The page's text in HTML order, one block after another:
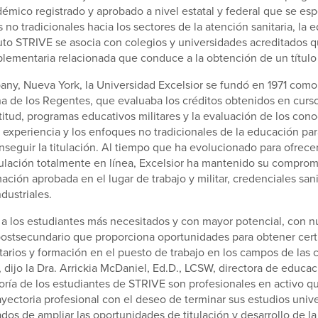
registrado y aprobado a nivel estatal y federal que se
no tradicionales hacia los sectores de la atención sanitaria, la
STRIVE se asocia con colegios y universidades acreditados
relacionada que conduce a la obtención de un
Nueva York, la Universidad Excelsior se fundó en 1971
de los Regentes, que evaluaba los créditos obtenidos en
programas educativos militares y la evaluación de los
y los enfoques no tradicionales de la educación
la titulación. Al tiempo que ha evolucionado para
totalmente en línea, Excelsior ha mantenido su
aprobada en el lugar de trabajo y militar, credenciales
los estudiantes más necesitados y con mayor potencial, con
que proporciona oportunidades para obtener
y formación en el puesto de trabajo en los campos de las
dijo la Dra. Arrickia McDaniel, Ed.D., LCSW, directora de
de los estudiantes de STRIVE son profesionales en activo
profesional con el deseo de terminar sus estudios
de ampliar las oportunidades de titulación y desarrollo de